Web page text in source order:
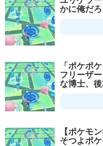
かに俺だろ
「ポケポ
フリーザ
な博士、
【ポケモ
そつよポ